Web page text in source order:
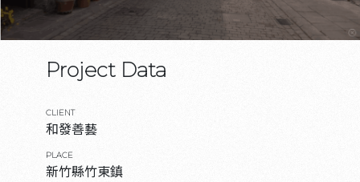
Project Data
CLIENT
和發善藝
PLACE
新竹縣竹東鎮